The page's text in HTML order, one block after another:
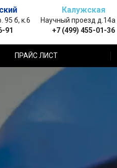
95 б, к.6
91
Калужская
Научный проезд д.14а
+7 (499) 455-01-36
ПРАЙС ЛИСТ